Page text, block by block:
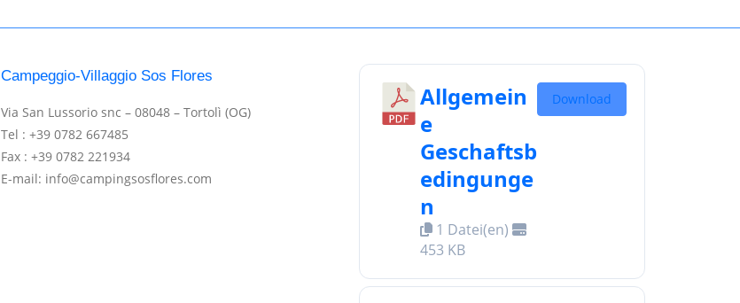
Campeggio-Villaggio Sos Flores
Via San Lussorio snc – 08048 – Tortolì (OG)
Tel : +39 0782 667485
Fax : +39 0782 221934
E-mail: info@campingsosflores.com
Allgemein
e
Geschaftsb
edingunge
n
1 Datei(en)
453 KB
Download